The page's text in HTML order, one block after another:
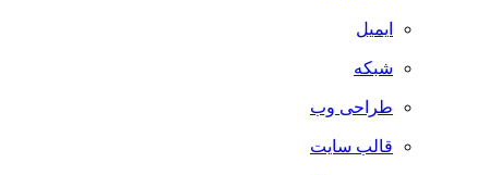
ایمیل
شبکه
طراحی وب
قالب سایت